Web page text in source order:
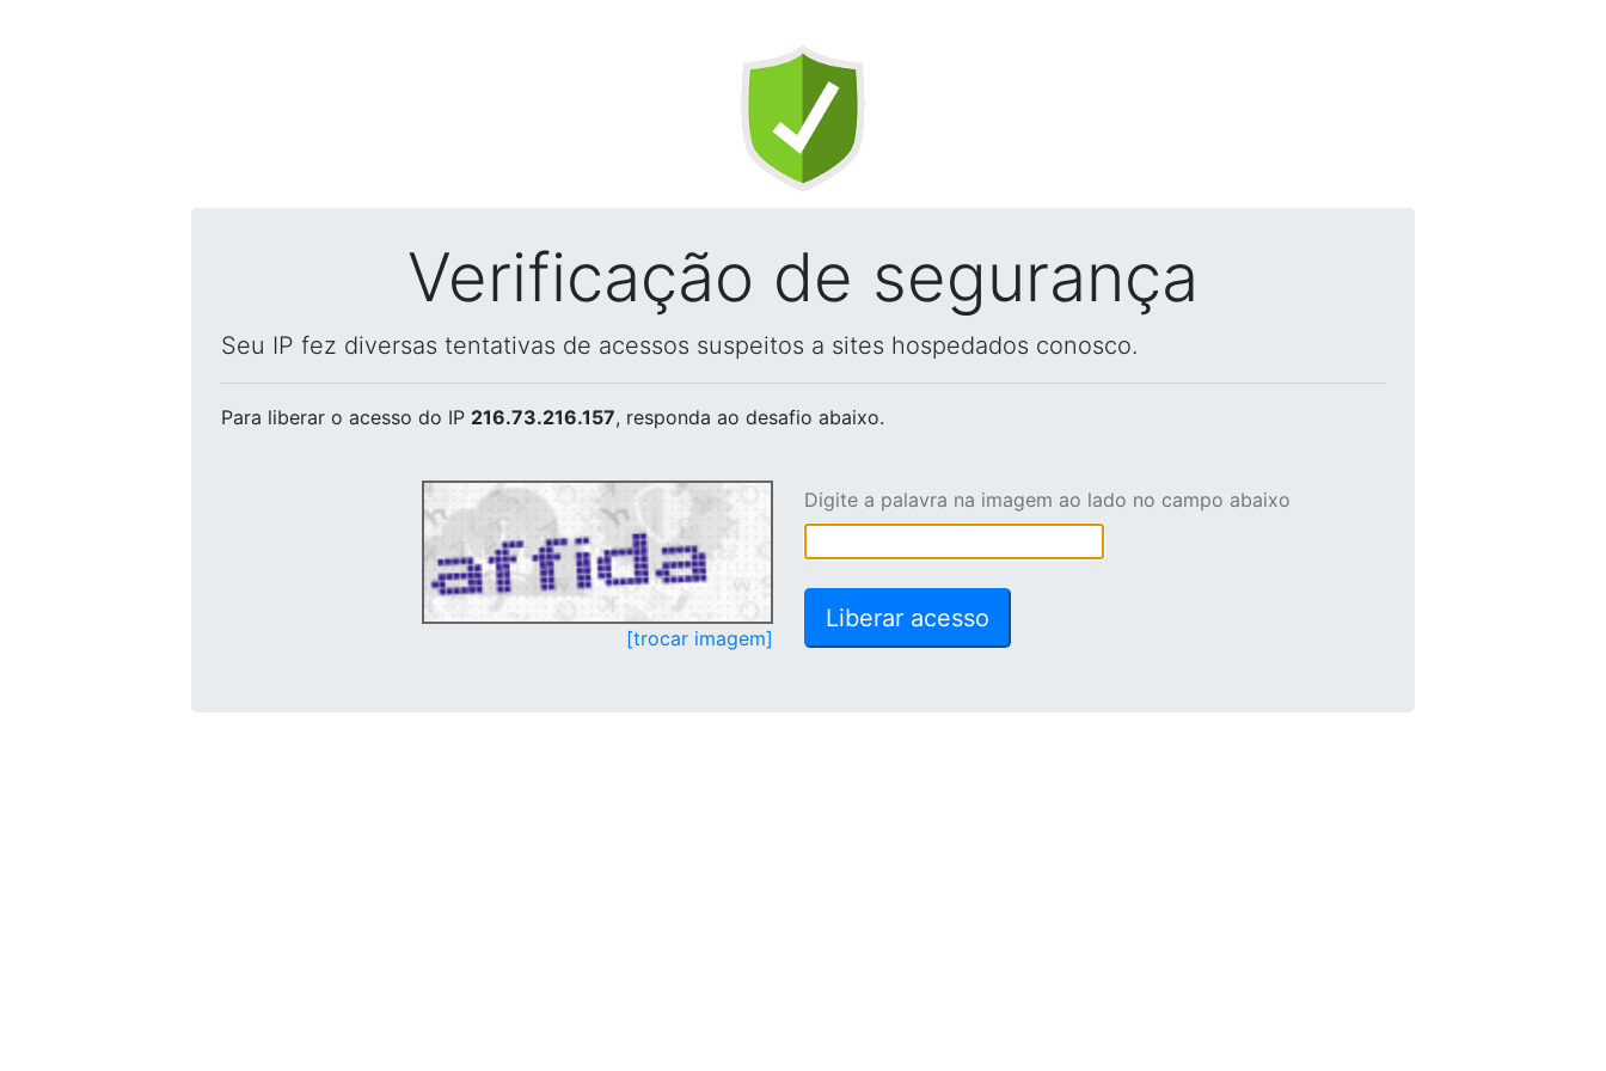
Verificação de segurança
Seu IP fez diversas tentativas de acessos suspeitos a sites hospedados conosco.
Para liberar o acesso do IP 216.73.216.157, responda ao desafio abaixo.
[trocar imagem]
Digite a palavra na imagem ao lado no campo abaixo